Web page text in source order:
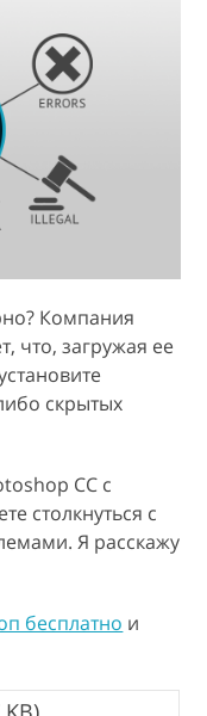
Компания
что, загружая ее
скрытых
CC с
столкнуться с
Я расскажу
бесплатно и